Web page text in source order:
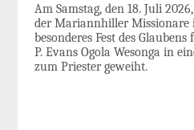
Am Samstag, den 18. Juli
der Mariannhiller Missionare
besonderes Fest des
P. Evans Ogola Wesonga in
zum Priester geweiht.